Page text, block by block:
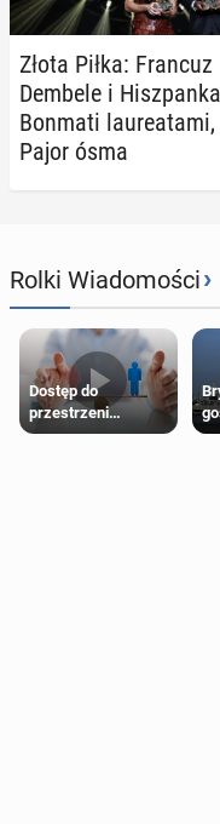
Złota Piłka: Francuz
Dembele i Hisz­pan­ka
Bonmati lau­re­ata­mi,
Pajor ósma
Rolki Wiadomości›
Dostęp do
przestrzeni
przeznaczonych